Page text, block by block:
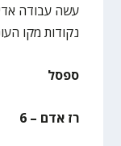
עשה עבודה
נקודות מקו
ספסל
רז אדם – 6